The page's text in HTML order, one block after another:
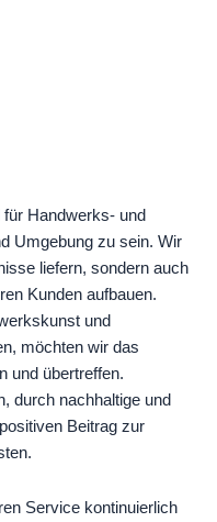
für Handwerks- und
Umgebung zu sein. Wir
liefern, sondern auch
Kunden aufbauen.
und
möchten wir das
und übertreffen.
durch nachhaltige und
Beitrag zur
Service kontinuierlich